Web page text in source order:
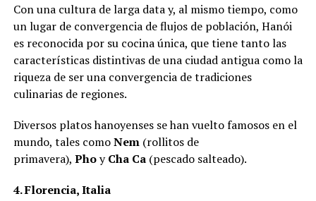
Con una cultura de larga data y, al mismo tiempo, como
un lugar de convergencia de flujos de población, Hanói
es reconocida por su cocina única, que tiene tanto las
características distintivas de una ciudad antigua como la
riqueza de ser una convergencia de tradiciones
culinarias de regiones.
Diversos platos hanoyenses se han vuelto famosos en el
mundo, tales comoNem (rollitos de
primavera), PhoyCha Ca(pescado salteado).
4. Florencia, Italia